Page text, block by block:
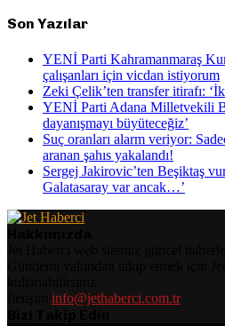
Son Yazılar
YENİ Parti Kahramanmaraş
çalışanları için vicdan istiyorum
Zeki Çelik’ten transfer itirafı:
YENİ Parti Adana Milletvekili
dayanışmayı büyüteceğiz’
Suç oranları alarm veriyor:
aranan şahıs yakalandı!
Sergej Jakirovic’ten Beşiktaş
Galatasaray var ancak…’
info@jethaberci.com.tr